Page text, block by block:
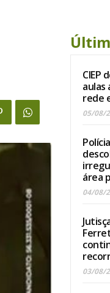
CIEP
aulas
rede
05/08/
área
04/08/
03/08/